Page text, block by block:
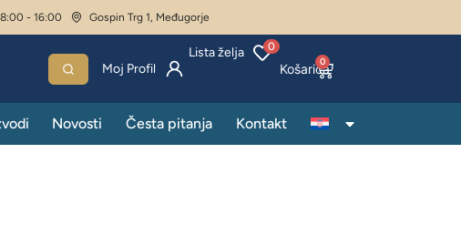
- 16:00 Gospin Trg 1, Međugorje
Lista želja 0
Moj Profil 0
Novosti Česta pitanja Kontakt